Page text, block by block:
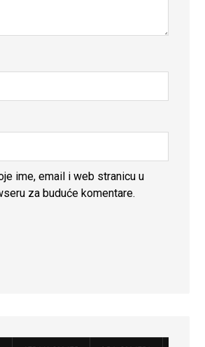
ime, email i web stranicu u
za buduće komentare.